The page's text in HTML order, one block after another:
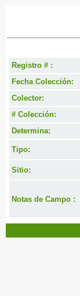
Registro # :
Fecha Colección:
Colector:
# Colección:
Determina:
Tipo:
Sitio:
Notas de Campo :